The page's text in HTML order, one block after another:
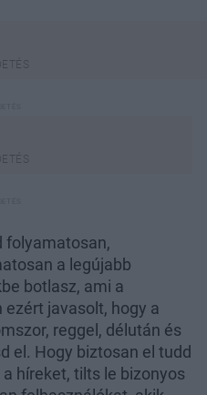
folyamatosan,
a legújabb
botlasz, ami a
ezért javasolt, hogy a
reggel, délután és
el. Hogy biztosan el tudd
híreket, tilts le bizonyos